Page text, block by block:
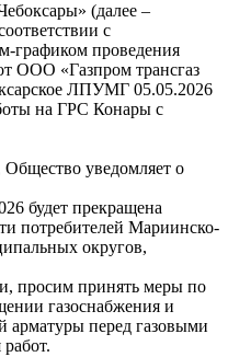
(далее –
с
графиком проведения
ООО «Газпром трансгаз
ЛПУМГ 05.05.2026
на ГРС Конары с
уведомляет о
будет прекращена
потребителей Мариинско-
округов,
просим принять меры по
газоснабжения и
арматуры перед газовыми